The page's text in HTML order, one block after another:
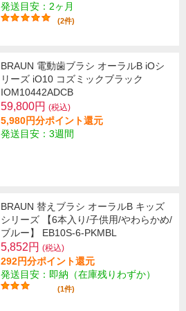
発送目安：2ヶ月
(2件)
BRAUN 電動歯ブラシ オーラルB iOシ
リーズ iO10 コズミックブラック
IOM10442ADCB
59,800円 (税込)
5,980円分ポイント還元
発送目安：3週間
BRAUN 替えブラシ オーラルB キッズ
シリーズ 【6本入り/子供用/やわらかめ/
ブルー】 EB10S-6-PKMBL
5,852円 (税込)
292円分ポイント還元
発送目安：即納（在庫残りわずか）
(1件)